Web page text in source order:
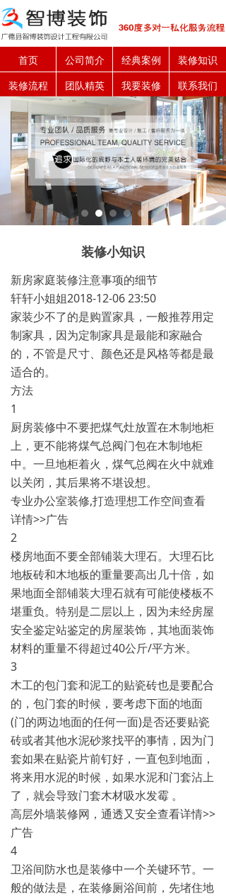
首页 公司简介 经典案例
装修知识
装修流程
团队精英 我要装修 联系我们
装修小知识
新房家庭装修注意事项的细节
轩轩小姐姐2018-12-06 23:50
家装少不了的是购置家具，一般推荐用定
制家具，因为定制家具是最能和家融合
的，不管是尺寸、颜色还是风格等都是最
适合的。
方法
1
厨房装修中不要把煤气灶放置在木制地柜
上，更不能将煤气总阀门包在木制地柜
中。一旦地柜着火，煤气总阀在火中就难
以关闭，其后果将不堪设想。
专业办公室装修,打造理想工作空间查看
详情>>广告
2
楼房地面不要全部铺装大理石。大理石比
地板砖和木地板的重量要高出几十倍，如
果地面全部铺装大理石就有可能使楼板不
堪重负。特别是二层以上，因为未经房屋
安全鉴定站鉴定的房屋装饰，其地面装饰
材料的重量不得超过40公斤/平方米。
3
木工的包门套和泥工的贴瓷砖也是要配合
的，包门套的时候，要考虑下面的地面
(门的两边地面的任何一面)是否还要贴瓷
砖或者其他水泥砂浆找平的事情，因为门
套如果在贴瓷片前钉好，一直包到地面，
将来用水泥的时候，如果水泥和门套沾上
了，就会导致门套木材吸水发霉 。
高层外墙装修网，通透又安全查看详情>>
广告
4
卫浴间防水也是装修中一个关键环节。一
般的做法是，在装修厕浴间前，先堵住地